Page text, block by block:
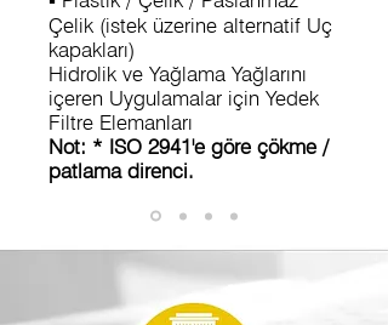
Çelik (istek üzerine alternatif Uç
kapakları)
Hidrolik ve Yağlama Yağlarını
içeren Uygulamalar için Yedek
Filtre Elemanları
Not: * ISO 2941'e göre çökme /
patlama direnci.